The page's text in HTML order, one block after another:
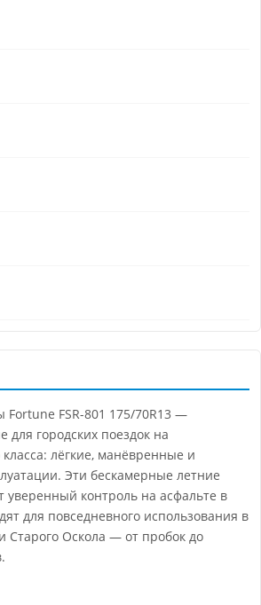
FSR-801 175/70R13 —
городских поездок на
лёгкие, манёвренные и
Эти бескамерные летние
контроль на асфальте в
для повседневного использования в
Старого Оскола — от пробок до